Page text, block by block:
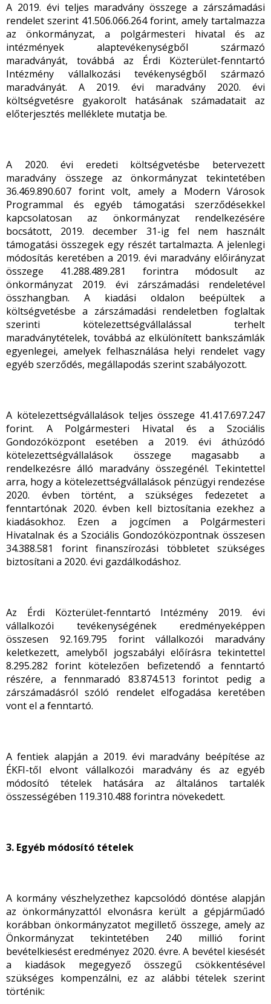
A 2019. évi teljes maradvány összege a zárszámadási
rendelet szerint 41.506.066.264 forint, amely tartalmazza
az önkormányzat, a polgármesteri hivatal és az
intézmények alaptevékenységből származó
maradványát, továbbá az Érdi Közterület-fenntartó
Intézmény vállalkozási tevékenységből származó
maradványát. A 2019. évi maradvány 2020. évi
költségvetésre gyakorolt hatásának számadatait az
előterjesztés melléklete mutatja be.
A 2020. évi eredeti költségvetésbe betervezett
maradvány összege az önkormányzat tekintetében
36.469.890.607 forint volt, amely a Modern Városok
Programmal és egyéb támogatási szerződésekkel
kapcsolatosan az önkormányzat rendelkezésére
bocsátott, 2019. december 31-ig fel nem használt
támogatási összegek egy részét tartalmazta. A jelenlegi
módosítás keretében a 2019. évi maradvány előirányzat
összege 41.288.489.281 forintra módosult az
önkormányzat 2019. évi zárszámadási rendeletével
összhangban. A kiadási oldalon beépültek a
költségvetésbe a zárszámadási rendeletben foglaltak
szerinti kötelezettségvállalással terhelt
maradványtételek, továbbá az elkülönített bankszámlák
egyenlegei, amelyek felhasználása helyi rendelet vagy
egyéb szerződés, megállapodás szerint szabályozott.
A kötelezettségvállalások teljes összege 41.417.697.247
forint. A Polgármesteri Hivatal és a Szociális
Gondozóközpont esetében a 2019. évi áthúzódó
kötelezettségvállalások összege magasabb a
rendelkezésre álló maradvány összegénél. Tekintettel
arra, hogy a kötelezettségvállalások pénzügyi rendezése
2020. évben történt, a szükséges fedezetet a
fenntartónak 2020. évben kell biztosítania ezekhez a
kiadásokhoz. Ezen a jogcímen a Polgármesteri
Hivatalnak és a Szociális Gondozóközpontnak összesen
34.388.581 forint finanszírozási többletet szükséges
biztosítani a 2020. évi gazdálkodáshoz.
Az Érdi Közterület-fenntartó Intézmény 2019. évi
vállalkozói tevékenységének eredményeképpen
összesen 92.169.795 forint vállalkozói maradvány
keletkezett, amelyből jogszabályi előírásra tekintettel
8.295.282 forint kötelezően befizetendő a fenntartó
részére, a fennmaradó 83.874.513 forintot pedig a
zárszámadásról szóló rendelet elfogadása keretében
vont el a fenntartó.
A fentiek alapján a 2019. évi maradvány beépítése az
ÉKFI-től elvont vállalkozói maradvány és az egyéb
módosító tételek hatására az általános tartalék
összességében 119.310.488 forintra növekedett.
3. Egyéb módosító tételek
A kormány vészhelyzethez kapcsolódó döntése alapján
az önkormányzattól elvonásra került a gépjárműadó
korábban önkormányzatot megillető összege, amely az
Önkormányzat tekintetében 240 millió forint
bevételkiesést eredményez 2020. évre. A bevétel kiesését
a kiadások megegyező összegű csökkentésével
szükséges kompenzálni, ez az alábbi tételek szerint
történik: